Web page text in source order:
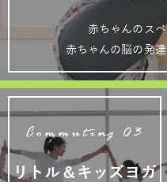
赤ちゃんのス
赤ちゃんの脳の発
Commuting 03
リトル＆キッズヨガ